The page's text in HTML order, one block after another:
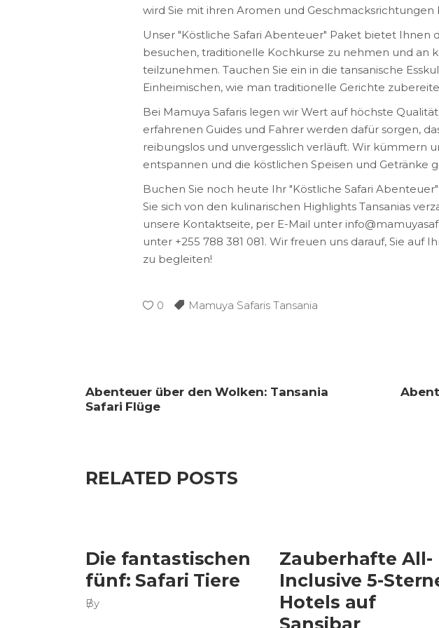
wird Sie mit ihren Aromen und Geschmacksrichtungen
Unser "Köstliche Safari Abenteuer" Paket bietet Ihnen
besuchen, traditionelle Kochkurse zu nehmen und an
teilzunehmen. Tauchen Sie ein in die tansanische
Einheimischen, wie man traditionelle Gerichte
Bei Mamuya Safaris legen wir Wert auf höchste
erfahrenen Guides und Fahrer werden dafür sorgen,
reibungslos und unvergesslich verläuft. Wir kümmern
entspannen und die köstlichen Speisen und Getränke
Buchen Sie noch heute Ihr "Köstliche Safari
Sie sich von den kulinarischen Highlights Tansanias
unsere Kontaktseite, per E-Mail unter
unter +255 788 381 081. Wir freuen uns darauf, Sie auf
zu begleiten!
0 Mamuya Safaris Tansania
Abenteuer über den Wolken: Tansania
Safari Flüge
RELATED POSTS
Die fantastischen
fünf: Safari Tiere
By
Zauberhafte All-
Inclusive 5-
Hotels auf
Sansibar